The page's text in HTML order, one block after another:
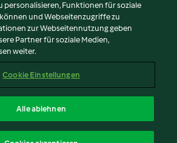
personalisieren, Funktionen für soziale
und Webseitenzugriffe zu
zur Webseitennutzung geben
Partner für soziale Medien,
weiter.
Cookie Einstellungen
Alle ablehnen